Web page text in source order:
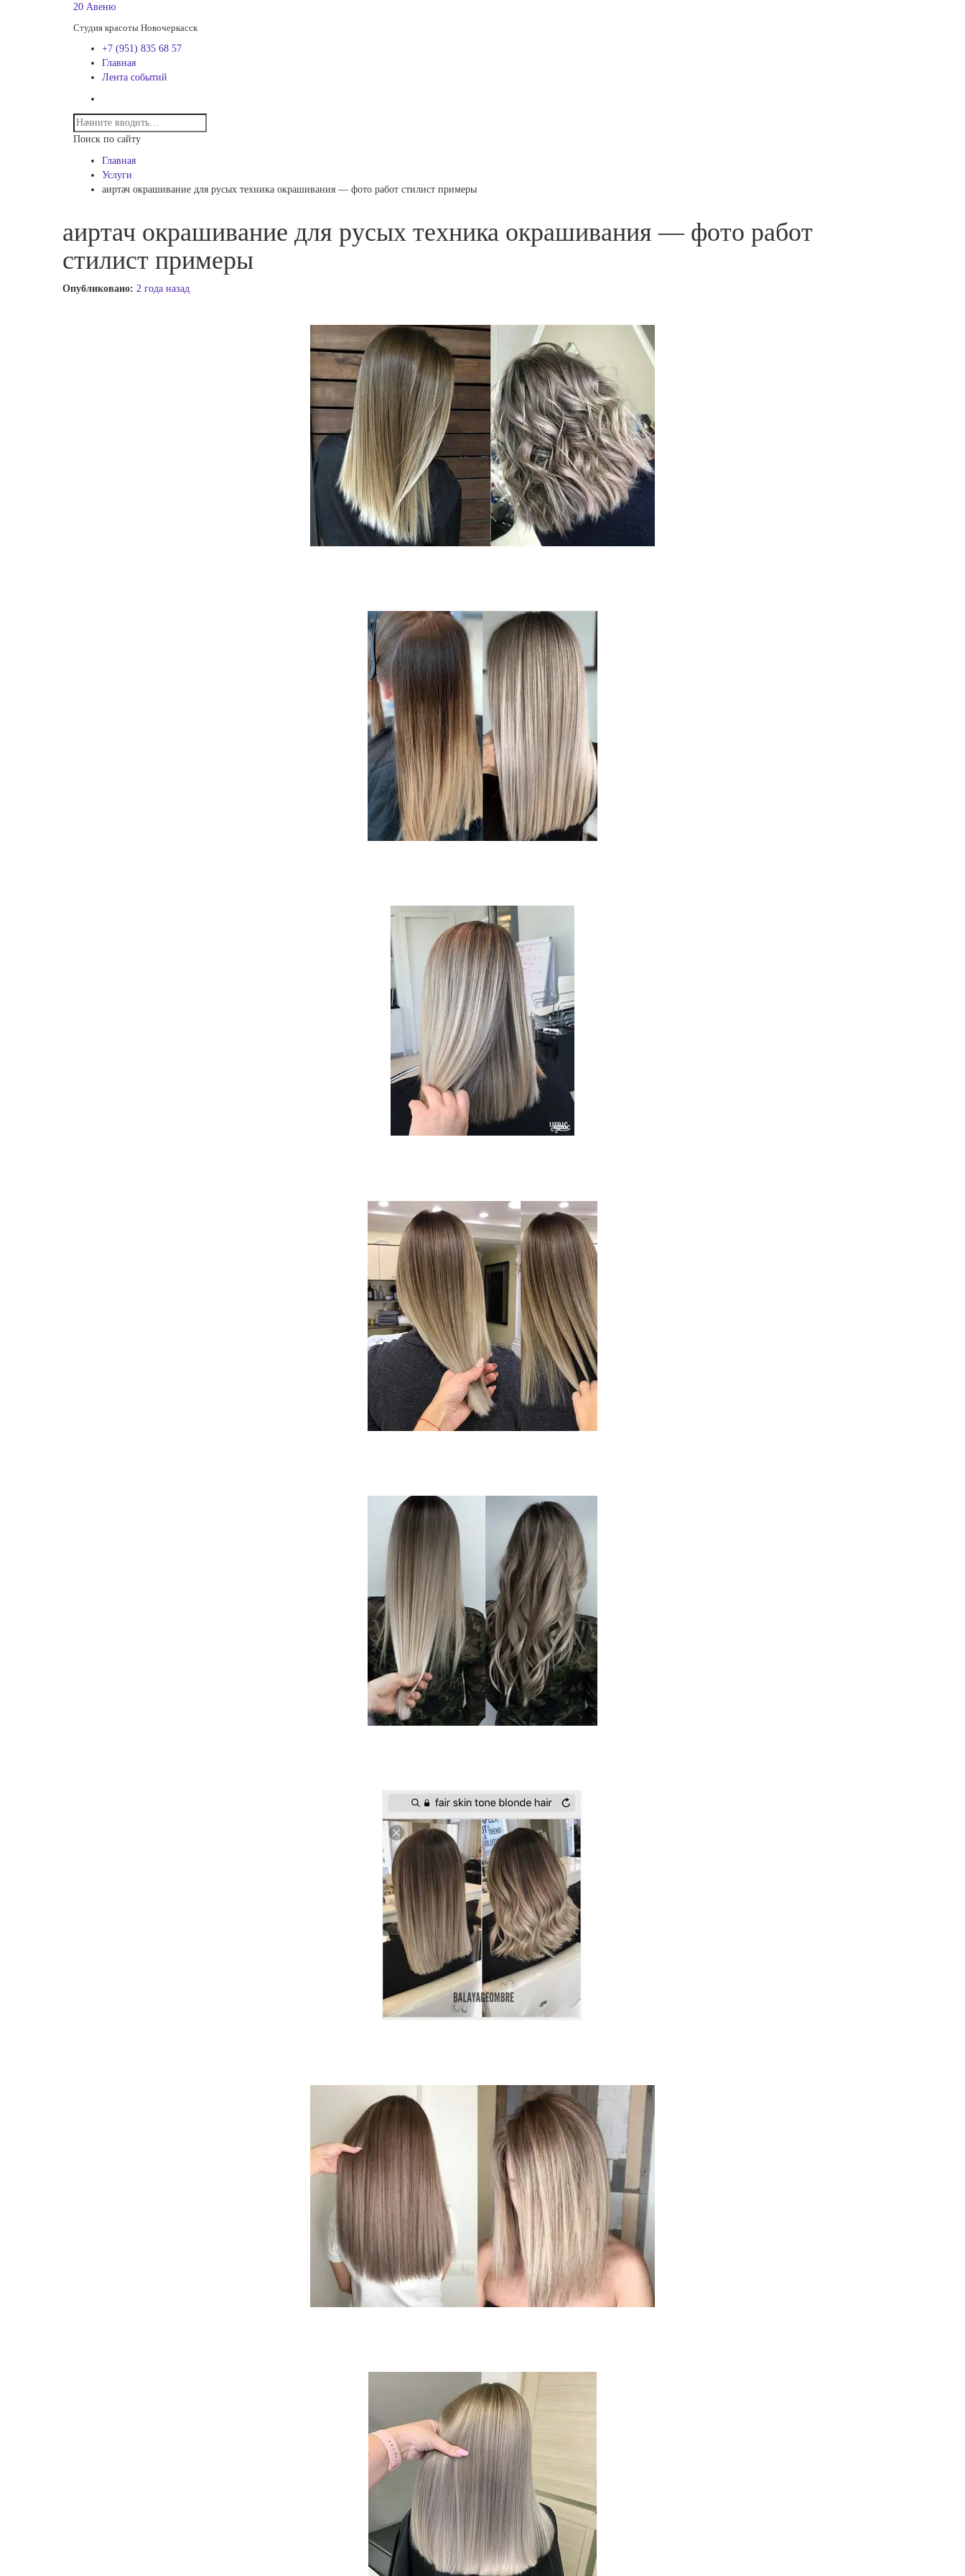
20 Авеню
Студия красоты Новочеркасск
+7 (951) 835 68 57
Главная
Лента событий
Поиск по сайту
Главная
Услуги
аиртач окрашивание для русых техника окрашивания — фото работ стилист примеры
аиртач окрашивание для русых техника окрашивания — фото работ
стилист примеры
Опубликовано: 2 года назад